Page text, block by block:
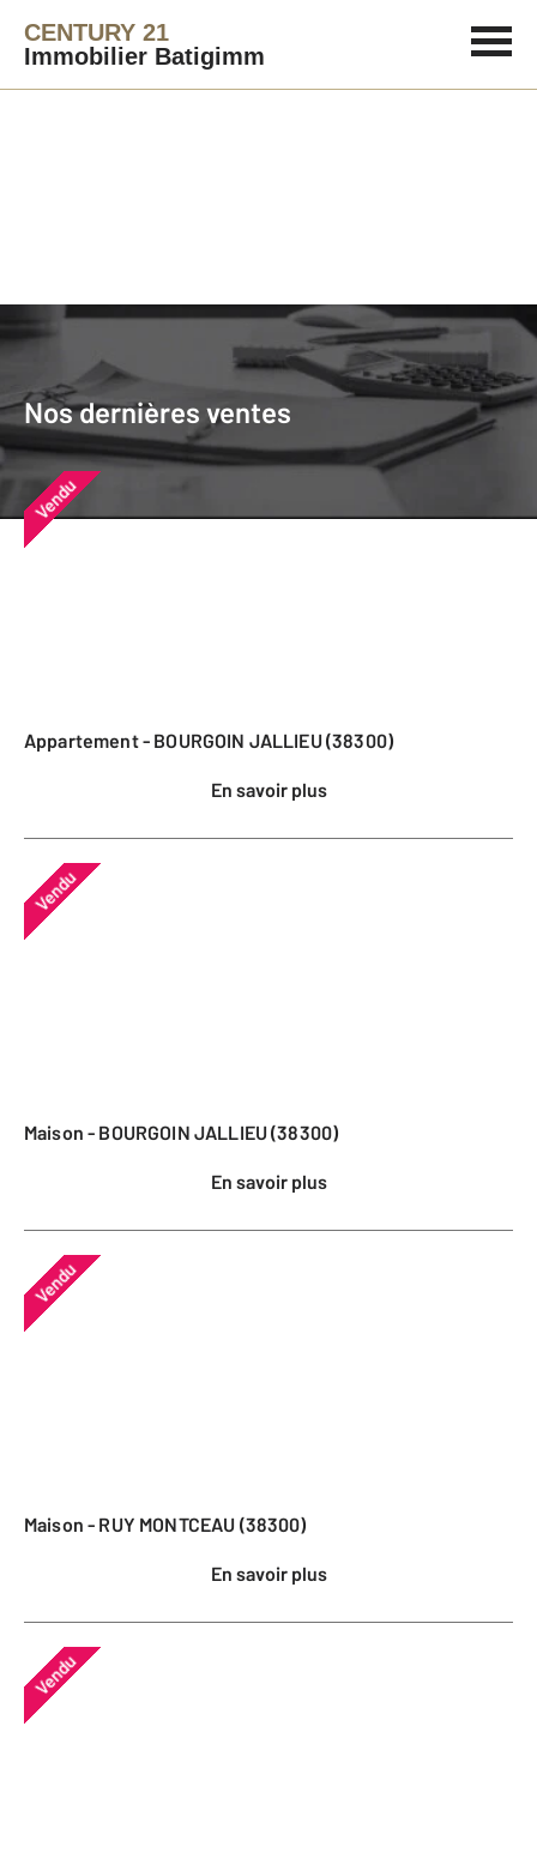
CENTURY 21
Immobilier Batigimm
Nos dernières ventes
Nos dernières ventes
Nos derniers biens vendus près de
chez vous
Vendu
Appartement - BOURGOIN JALLIEU (38300)
En savoir plus
Vendu
Maison - BOURGOIN JALLIEU (38300)
En savoir plus
Vendu
Maison - RUY MONTCEAU (38300)
En savoir plus
Vendu